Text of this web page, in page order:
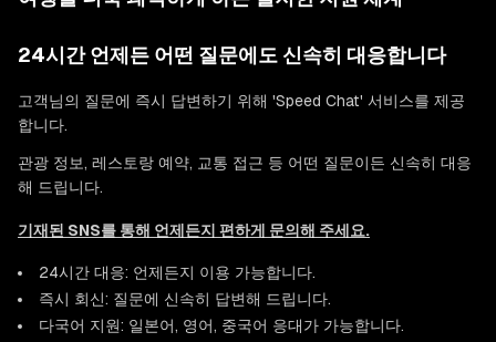
24시간 언제든 어떤 질문에도 신속히 대응합니다
고객님의 질문에 즉시 답변하기 위해 'Speed Chat' 서비스를 제공
합니다.
관광 정보, 레스토랑 예약, 교통 접근 등 어떤 질문이든 신속히 대응
해 드립니다.
기재된 SNS를 통해 언제든지 편하게 문의해 주세요.
24시간 대응: 언제든지 이용 가능합니다.
즉시 회신: 질문에 신속히 답변해 드립니다.
다국어 지원: 일본어, 영어, 중국어 응대가 가능합니다.